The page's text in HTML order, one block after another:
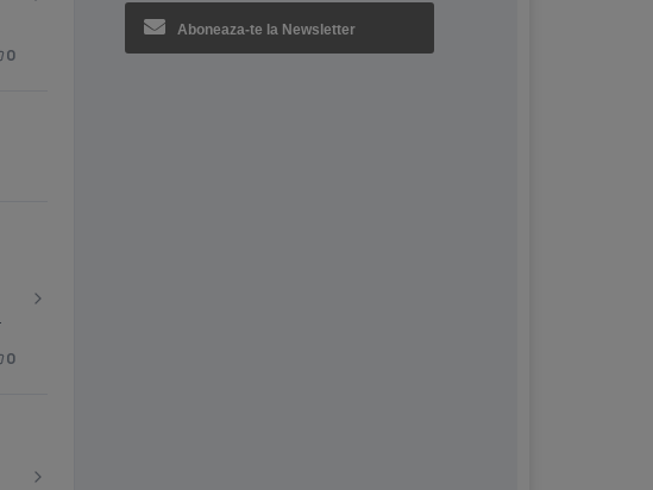
0
0
Aboneaza-te la Newsletter